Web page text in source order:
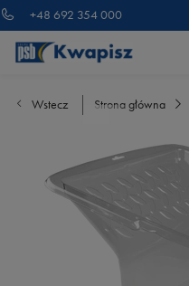
+48 692 354 000
Wstecz Strona główna